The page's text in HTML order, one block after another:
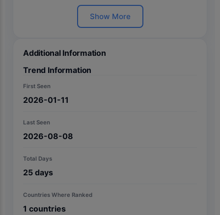
Show More
Additional Information
Trend Information
First Seen
2026-01-11
Last Seen
2026-08-08
Total Days
25 days
Countries Where Ranked
1 countries